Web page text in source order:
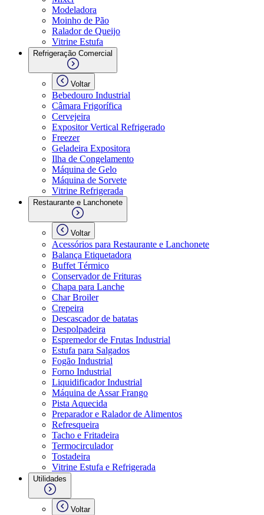
Modeladora
Moinho de Pão
Ralador de Queijo
Vitrine Estufa
Refrigeração Comercial
Voltar
Bebedouro Industrial
Câmara Frigorífica
Cervejeira
Expositor Vertical Refrigerado
Freezer
Geladeira Expositora
Ilha de Congelamento
Máquina de Gelo
Máquina de Sorvete
Vitrine Refrigerada
Restaurante e Lanchonete
Voltar
Acessórios para Restaurante e Lanchonete
Balança Etiquetadora
Buffet Térmico
Conservador de Frituras
Chapa para Lanche
Char Broiler
Crepeira
Descascador de batatas
Despolpadeira
Espremedor de Frutas Industrial
Estufa para Salgados
Fogão Industrial
Forno Industrial
Liquidificador Industrial
Máquina de Assar Frango
Pista Aquecida
Preparador e Ralador de Alimentos
Refresqueira
Tacho e Fritadeira
Termocirculador
Tostadeira
Vitrine Estufa e Refrigerada
Utilidades
Voltar